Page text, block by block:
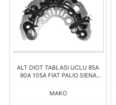
ALT DIOT TABLASI UCLU 85A
90A 105A FIAT PALIO SIENA
DOGAN KARTAL KLIMALI 002
MAKO